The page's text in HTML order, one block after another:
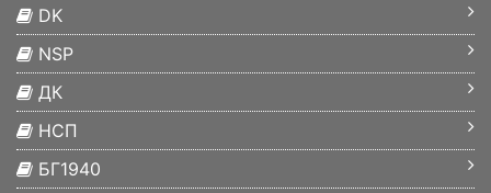
DK
NSP
ДК
НСП
БГ1940